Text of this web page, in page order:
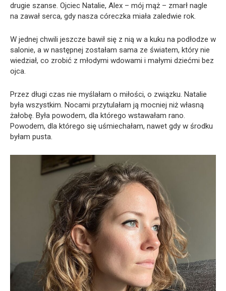
drugie szanse. Ojciec Natalie, Alex – mój mąż – zmarł nagle
na zawał serca, gdy nasza córeczka miała zaledwie rok.
W jednej chwili jeszcze bawił się z nią w a kuku na podłodze w
salonie, a w następnej zostałam sama ze światem, który nie
wiedział, co zrobić z młodymi wdowami i małymi dziećmi bez
ojca.
Przez długi czas nie myślałam o miłości, o związku. Natalie
była wszystkim. Nocami przytulałam ją mocniej niż własną
żałobę. Była powodem, dla którego wstawałam rano.
Powodem, dla którego się uśmiechałam, nawet gdy w środku
byłam pusta.